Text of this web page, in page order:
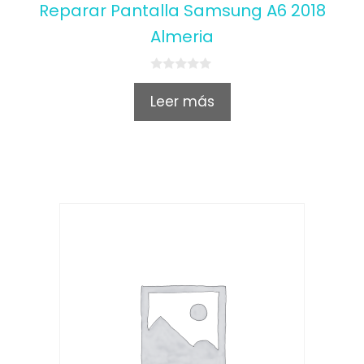
Reparar Pantalla Samsung A6 2018
Almeria
0
u
Leer más